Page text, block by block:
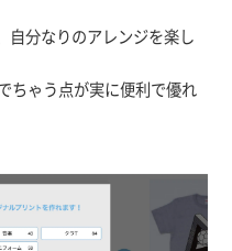
自分なりのアレンジを楽し
ちゃう点が実に便利で優れ